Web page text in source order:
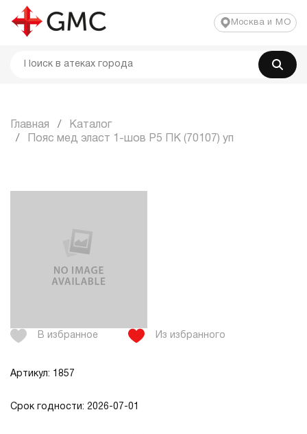
Москва и МО
Главная
Каталог
Пояс мед эласт 1-шов P5 ПК (70107) уп
В избранное Из избранного
Артикул: 1857
Срок годности: 2026-07-01